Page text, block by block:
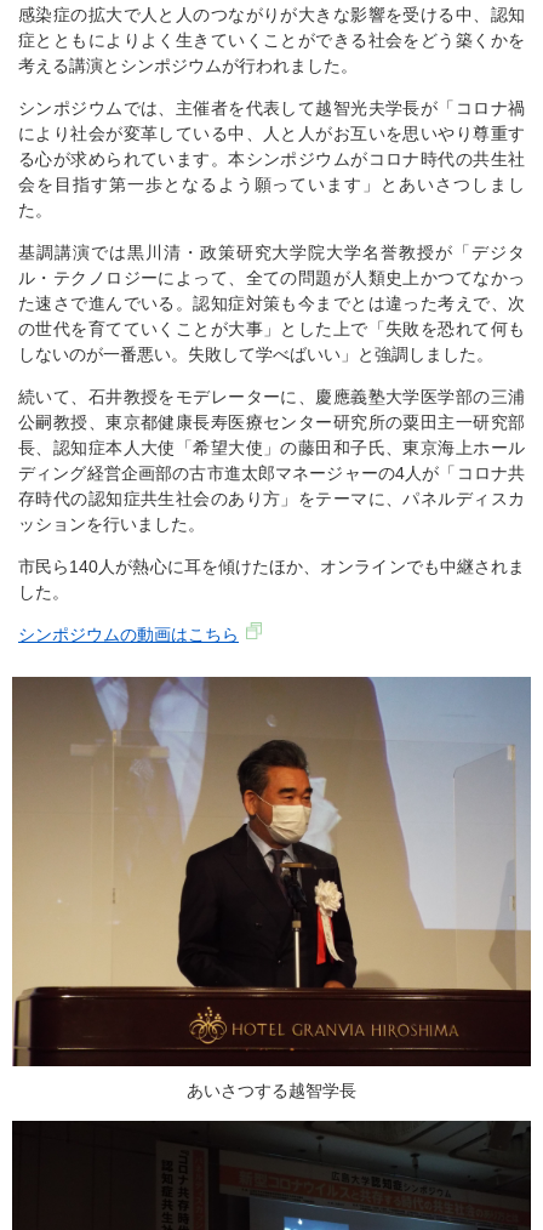
感染症の拡大で人と人のつながりが大きな影響を受ける中、認知
症とともによりよく生きていくことができる社会をどう築くかを
考える講演とシンポジウムが行われました。
シンポジウムでは、主催者を代表して越智光夫学長が「コロナ禍
により社会が変革している中、人と人がお互いを思いやり尊重す
る心が求められています。本シンポジウムがコロナ時代の共生社
会を目指す第一歩となるよう願っています」とあいさつしまし
た。
基調講演では黒川清・政策研究大学院大学名誉教授が「デジタ
ル・テクノロジーによって、全ての問題が人類史上かつてなかっ
た速さで進んでいる。認知症対策も今までとは違った考えで、次
の世代を育てていくことが大事」とした上で「失敗を恐れて何も
しないのが一番悪い。失敗して学べばいい」と強調しました。
続いて、石井教授をモデレーターに、慶應義塾大学医学部の三浦
公嗣教授、東京都健康長寿医療センター研究所の粟田主一研究部
長、認知症本人大使「希望大使」の藤田和子氏、東京海上ホール
ディング経営企画部の古市進太郎マネージャーの4人が「コロナ共
存時代の認知症共生社会のあり方」をテーマに、パネルディスカ
ッションを行いました。
市民ら140人が熱心に耳を傾けたほか、オンラインでも中継されま
した。
シンポジウムの動画はこちら
あいさつする越智学長